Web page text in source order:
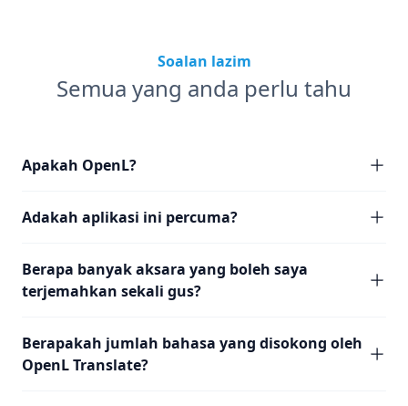
Soalan lazim
Semua yang anda perlu tahu
Apakah OpenL?
Adakah aplikasi ini percuma?
Berapa banyak aksara yang boleh saya
terjemahkan sekali gus?
Berapakah jumlah bahasa yang disokong oleh
OpenL Translate?